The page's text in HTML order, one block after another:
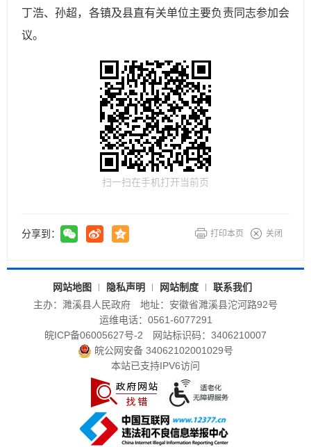
丁浩、孙超，各镇及县直有关单位主要负责同志参加会
议。
扫一扫在手机打开当前页
分享到： 打印本页 关闭
网站地图 隐私声明 网站制度
联系我们
主办：濉溪县人民政府
地址：安徽省濉溪县沱河路92号
运维电话：0561-6077291
皖ICP备06005627号-2
网站标识码：3406210007
皖公网安备 34062102001029号
本站已支持IPV6访问